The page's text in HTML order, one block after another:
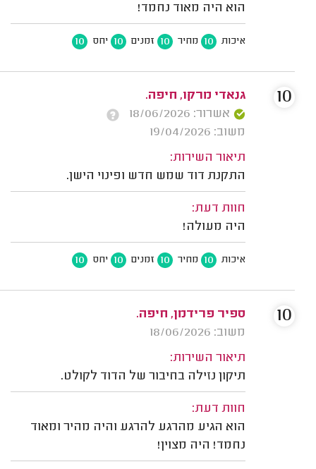
הוא היה מאוד נחמד!
איכות 10 מחיר 10 זמנים 10 יחס 10
גנאדי מרקו, חיפה.
אשרור: 18/06/2026
משוב: 19/04/2026
תיאור השירות:
התקנת דוד שמש חדש ופינוי הישן.
חוות דעת:
היה מעולה!
איכות 10 מחיר 10 זמנים 10 יחס 10
10
ספיר פרידמן, חיפה.
משוב: 18/06/2026
תיאור השירות:
תיקון נזילה בחיבור של הדוד לקולט.
חוות דעת:
הוא הגיע מהרגע להרגע והיה מהיר ומאוד
נחמד! היה מצוין!
10